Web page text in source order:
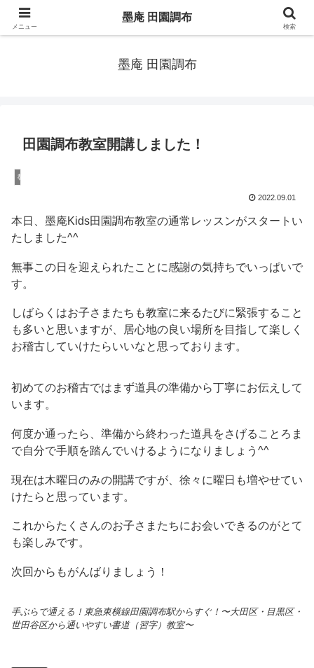
自由が丘駅隣 田園調布駅から徒歩1分の書道（習字）教室〜手ぶらで通え
墨庵 田園調布
田園調布教室開講しました！
教室
2022.09.01
本日、墨庵Kids田園調布教室の通常レッスンがスタートい
たしました^^
無事この日を迎えられたことに感謝の気持ちでいっぱいで
す。
しばらくはお子さまたちも教室に来るたびに緊張すること
も多いと思いますが、居心地の良い場所を目指して楽しく
お稽古していけたらいいなと思っております。
初めてのお稽古ではまず道具の準備から丁寧にお伝えして
います。
何度か通ったら、準備から終わった道具をさげることろま
で自分で手順を踏んでいけるようになりましょう^^
現在は木曜日のみの開講ですが、徐々に曜日も増やせてい
けたらと思っています。
これからたくさんのお子さまたちにお会いできるのがとて
も楽しみです。
次回からもがんばりましょう！
手ぶらで通える！東急東横線田園調布駅からすぐ！〜大田区・目黒区・
世田谷区から通いやすい書道（習字）教室〜
メニュー
墨庵 田園調布
検索